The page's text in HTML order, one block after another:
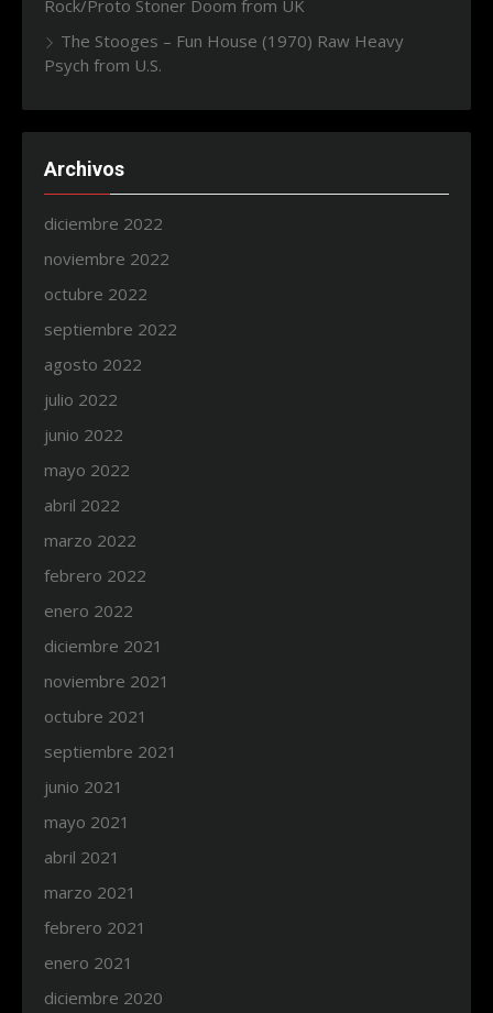
Rock/Proto Stoner Doom from UK
The Stooges – Fun House (1970) Raw Heavy
Psych from U.S.
Archivos
diciembre 2022
noviembre 2022
octubre 2022
septiembre 2022
agosto 2022
julio 2022
junio 2022
mayo 2022
abril 2022
marzo 2022
febrero 2022
enero 2022
diciembre 2021
noviembre 2021
octubre 2021
septiembre 2021
junio 2021
mayo 2021
abril 2021
marzo 2021
febrero 2021
enero 2021
diciembre 2020